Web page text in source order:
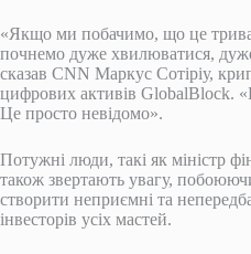
«Якщо ми побачимо, що це
почнемо дуже хвилюватися,
сказав CNN Маркус Сотіріу,
цифрових активів GlobalBlock.
Це просто невідомо».
Потужні люди, такі як міністр
також звертають увагу,
створити неприємні та
інвесторів усіх мастей.